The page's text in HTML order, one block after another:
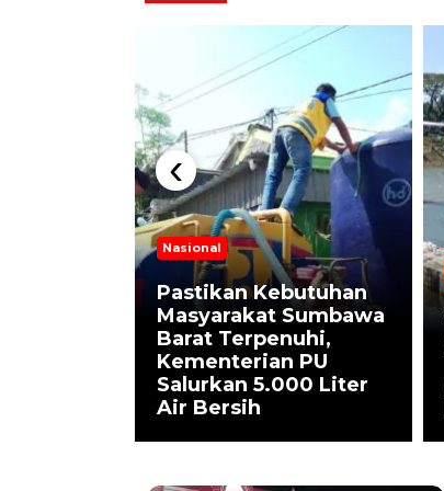
Nasional
Pastikan Kebutuhan
Masyarakat Sumbawa
Barat Terpenuhi,
Kementerian PU
Salurkan 5.000 Liter
Air Bersih
‹